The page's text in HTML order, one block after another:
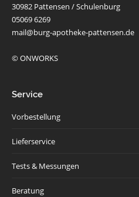
30982 Pattensen / Schulenburg
05069 6269
mail@burg-apotheke-pattensen.de
© ONWORKS
Service
Vorbestellung
Lieferservice
Tests & Messungen
Beratung